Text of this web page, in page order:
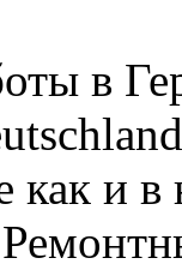
в
как и в